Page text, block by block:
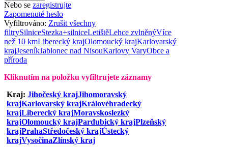
Nebo se zaregistrujte
Zapomenuté heslo
Vyfiltrováno: Zrušit všechny
filtrySilniceStezka+silniceLetištěLehce zvlněnýVíce
než 10 kmLiberecký krajOlomoucký krajKarlovarský
krajJeseníkJablonec nad NisouKarlovy VaryObce a
příroda
Kliknutím na položku vyfiltrujete záznamy
Kraj: Jihočeský krajJihomoravský
krajKarlovarský krajKrálovéhradecký
krajLiberecký krajMoravskoslezký
krajOlomoucký krajPardubický krajPlzeňský
krajPrahaStředočeský krajÚstecký
krajVysočinaZlínský kraj